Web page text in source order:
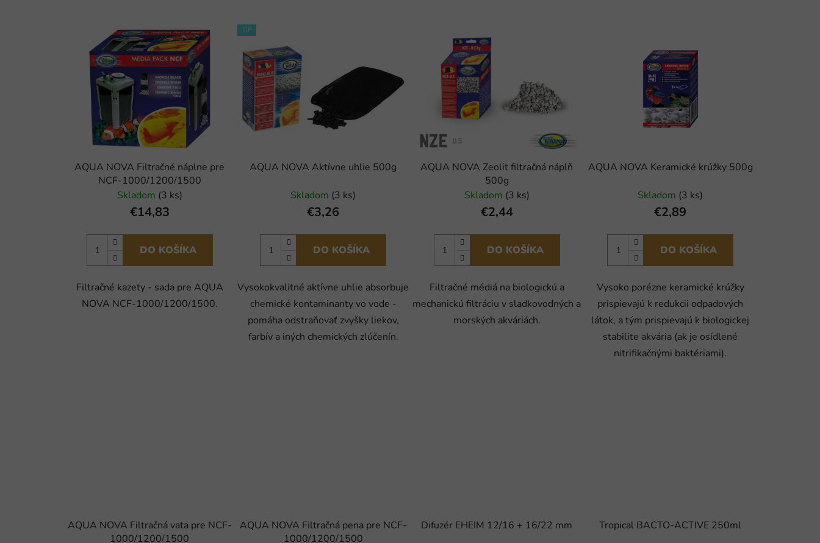
AQUA NOVA Filtračné náplne pre
NCF-1000/1200/1500
Skladom (3 ks)
€14,83
DO KOŠÍKA
Filtračné kazety - sada pre AQUA
NOVA NCF-1000/1200/1500.
TIP
AQUA NOVA Aktívne uhlie 500g
Skladom (3 ks)
€3,26
DO KOŠÍKA
Vysokokvalitné aktívne uhlie absorbuje
chemické kontaminanty vo vode -
pomáha odstraňovať zvyšky liekov,
farbív a iných chemických zlúčenín.
AQUA NOVA Zeolit filtračná náplň
500g
Skladom (3 ks)
€2,44
DO KOŠÍKA
Filtračné médiá na biologickú a
mechanickú filtráciu v sladkovodných a
morských akváriách.
AQUA NOVA Keramické krúžky 500g
Skladom (3 ks)
€2,89
DO KOŠÍKA
Vysoko porézne keramické krúžky
prispievajú k redukcii odpadových
látok, a tým prispievajú k biologickej
stabilite akvária (ak je osídlené
nitrifikačnými baktériami).
AQUA NOVA Filtračná vata pre NCF-
1000/1200/1500
AQUA NOVA Filtračná pena pre NCF-
1000/1200/1500
Difuzér EHEIM 12/16 + 16/22 mm Tropical BACTO-ACTIVE 250ml